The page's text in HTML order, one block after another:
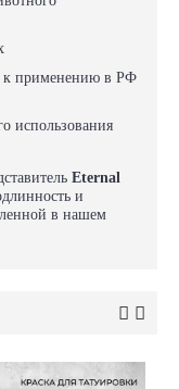
к применению в РФ
использования
Eternal
и
в нашем